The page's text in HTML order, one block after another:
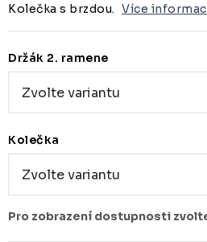
Kolečka s brzdou. Více
Držák 2. ramene
Kolečka